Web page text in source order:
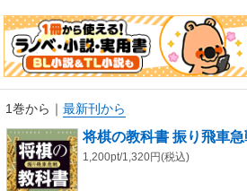
【序盤】どのように駒組みすればいいか
【中盤】どのような方針で指していけばいい
【終盤】どうやって囲いを崩すか、どう受け
本書は、複雑になってしまった最新戦法や定
ではありません。定跡書に載っていない局面
できるように、「考え方」「指し方のコツ」
います。特に将棋の基礎は覚えたものの、実
ばいいのか分からない、という方にお勧めで
1巻から ｜ 最新刊から
将棋の教科書 振り飛車急
1,200pt/1,320円(税込)